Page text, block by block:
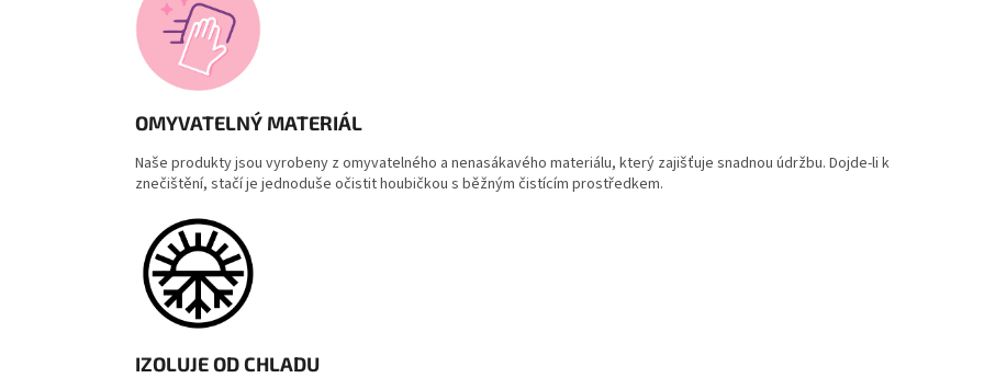
OMYVATELNÝ MATERIÁL
Naše produkty jsou vyrobeny z omyvatelného a nenasákavého materiálu, který zajišťuje snadnou údržbu. Dojde-li k
znečištění, stačí je jednoduše očistit houbičkou s běžným čistícím prostředkem.
IZOLUJE OD CHLADU